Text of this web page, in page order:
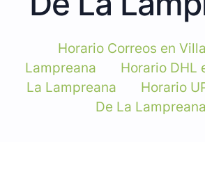
Horario Correos en
Lampreana
Horario DHL
La Lampreana
Horario
De La Lampreana